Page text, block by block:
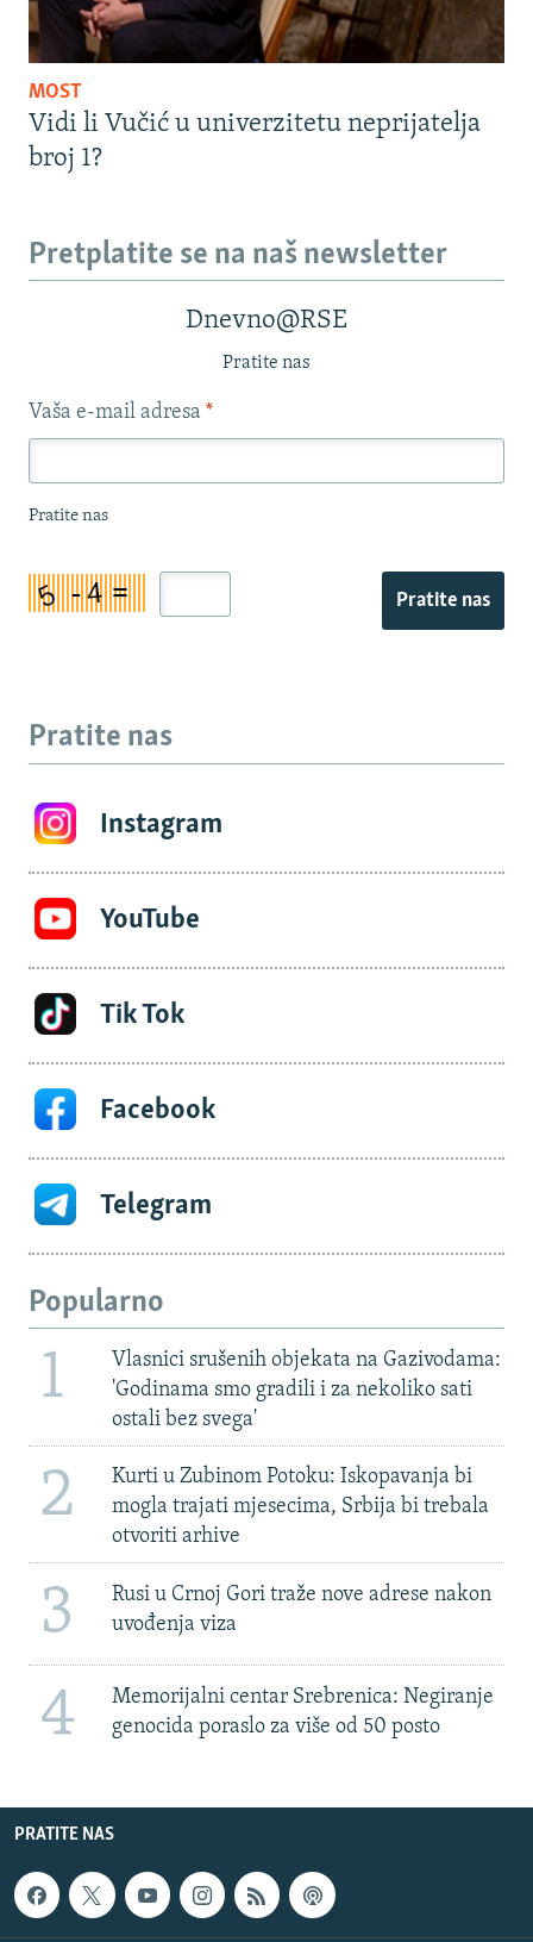
MOST
Vidi li Vučić u univerzitetu neprijatelja
broj 1?
Pretplatite se na naš newsletter
Dnevno@RSE
Pratite nas
Vaša e-mail adresa *
Pratite nas
Pratite nas
Pratite nas
Instagram
YouTube
Tik Tok
Facebook
Telegram
Popularno
1
Vlasnici srušenih objekata na Gazivodama:
'Godinama smo gradili i za nekoliko sati
ostali bez svega'
2
Kurti u Zubinom Potoku: Iskopavanja bi
mogla trajati mjesecima, Srbija bi trebala
otvoriti arhive
3
Rusi u Crnoj Gori traže nove adrese nakon
uvođenja viza
4
Memorijalni centar Srebrenica: Negiranje
genocida poraslo za više od 50 posto
PRATITE NAS